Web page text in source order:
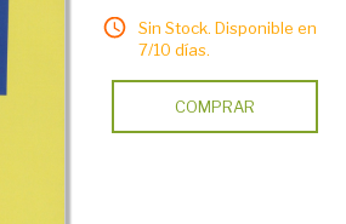
Sin Stock. Disponible en
7/10 días.
COMPRAR